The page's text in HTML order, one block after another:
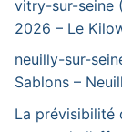
vitry-sur-seine
2026 – Le
neuilly-sur-
Sablons –
La prévisibilité